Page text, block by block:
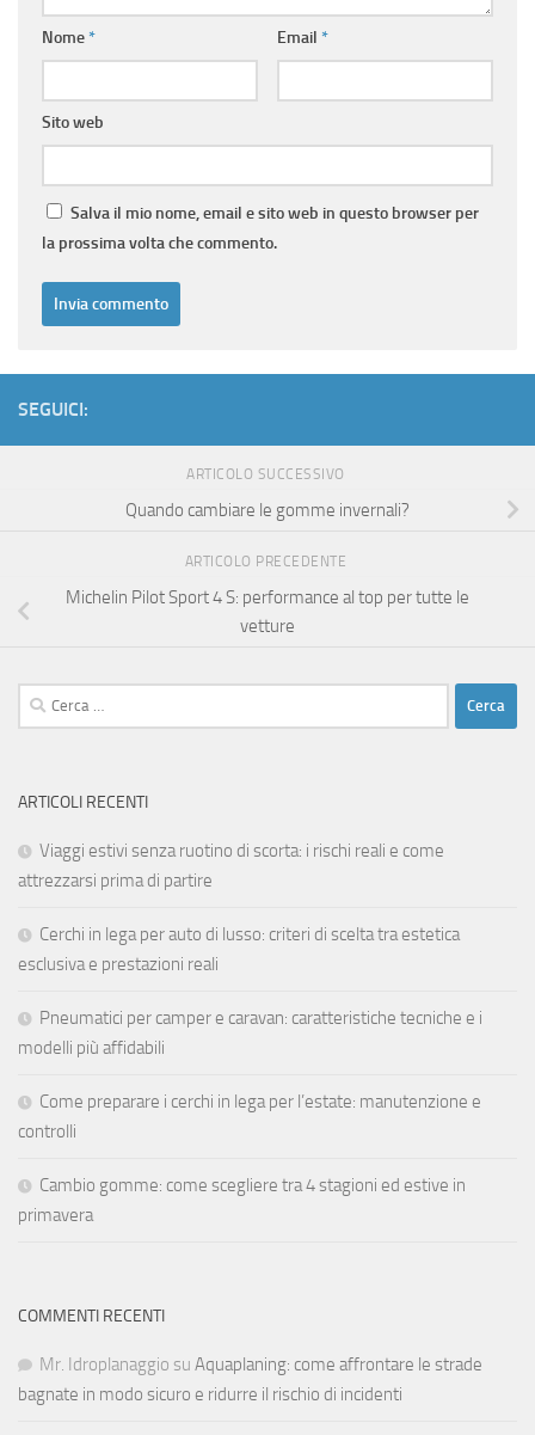
Nome* Email *
Sito web
Salva il mio nome, email e sito web in questo browser per
la prossima volta che commento.
SEGUICI:
ARTICOLO SUCCESSIVO
Quando cambiare le gomme invernali?
ARTICOLO PRECEDENTE
Michelin Pilot Sport 4 S: performance al top per tutte le
vetture
Ricerca
per:
ARTICOLI RECENTI
Viaggi estivi senza ruotino di scorta: i rischi reali e come
attrezzarsi prima di partire
Cerchi in lega per auto di lusso: criteri di scelta tra estetica
esclusiva e prestazioni reali
Pneumatici per camper e caravan: caratteristiche tecniche e i
modelli più affidabili
Come preparare i cerchi in lega per l’estate: manutenzione e
controlli
Cambio gomme: come scegliere tra 4 stagioni ed estive in
primavera
COMMENTI RECENTI
Mr. Idroplanaggio su Aquaplaning: come affrontare le strade
bagnate in modo sicuro e ridurre il rischio di incidenti